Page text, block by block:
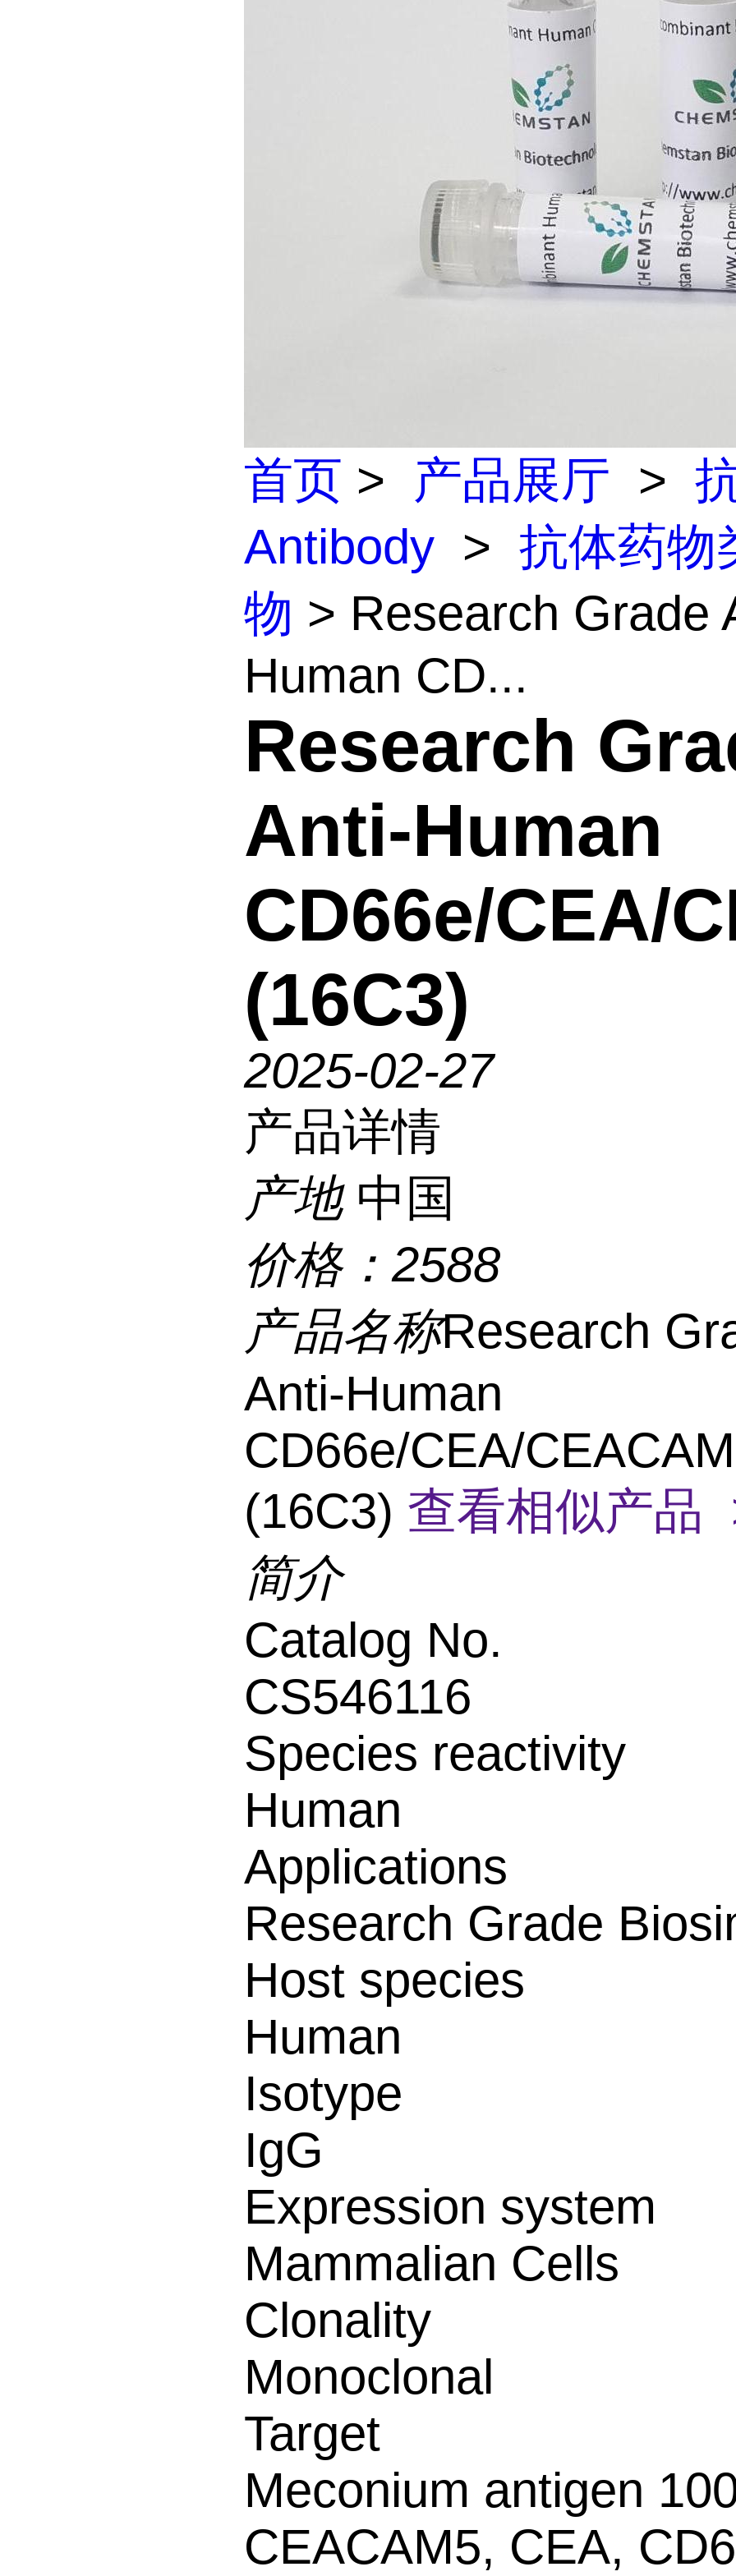
首页 > 产品展厅 >
Antibody > 抗体药物
物 > Research Grade
Human CD...
Research
Anti-Human
CD66e/CEA/
(16C3)
2025-02-27
产品详情
产地 中国
价格： 2588
产品名称Research
Anti-Human
CD66e/CEA/
(16C3) 查看相似产品
简介
Catalog No.
CS546116
Species reactivity
Human
Applications
Research Grade
Host species
Human
Isotype
IgG
Expression system
Mammalian Cells
Clonality
Monoclonal
Target
Meconium antigen
CEACAM5, CEA,